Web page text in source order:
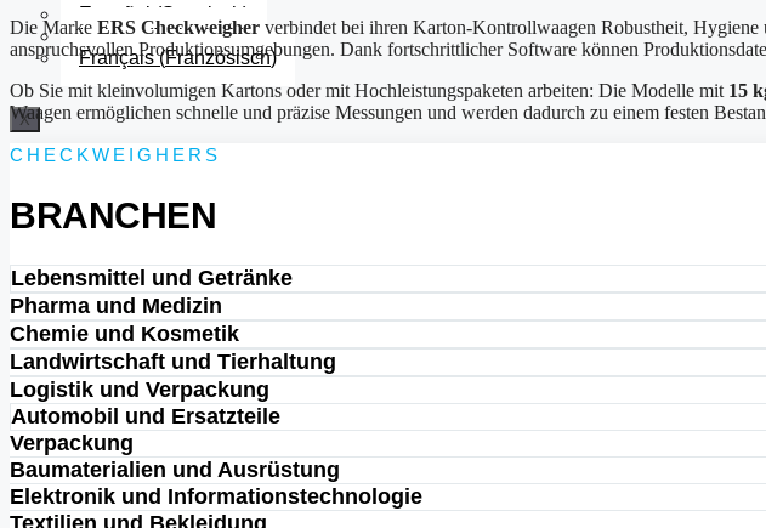
Español (Spanisch )
Italiano(Italienisch)
Français(Französisch)
X
Die Marke ERS Checkweigher verbindet bei ihren Karton-Kontrollwaagen Robustheit,
anspruchsvollen Produktionsumgebungen. Dank fortschrittlicher Software können
Ob Sie mit kleinvolumigen Kartons oder mit Hochleistungspaketen arbeiten: Die Modelle mit 15
Waagen ermöglichen schnelle und präzise Messungen und werden dadurch zu einem festen
CHECKWEIGHERS
BRANCHEN
Lebensmittel und Getränke
Pharma und Medizin
Chemie und Kosmetik
Landwirtschaft und Tierhaltung
Logistik und Verpackung
Automobil und Ersatzteile
Verpackung
Baumaterialien und Ausrüstung
Elektronik und Informationstechnologie
Textilien und Bekleidung